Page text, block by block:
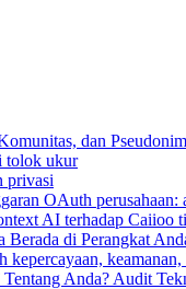
dan
tolok ukur
privasi
OAuth
AI terhadap Caiioo
di Perangkat
keamanan,
Anda? Audit